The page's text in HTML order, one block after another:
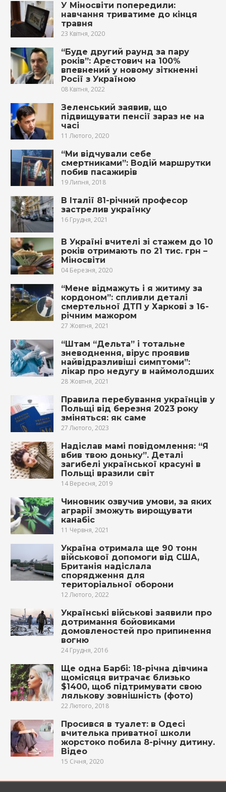
У Міносвіти попередили:
навчання триватиме до кінця
травня
23 Квітня, 2020
“Буде другий раунд за пару
років”: Арестович на 100%
впевнений у новому зіткненні
Росії з Україною
08 Квітня, 2022
Зеленський заявив, що
підвищувати пенсії зараз не на
часі
11 Лютого, 2020
“Ми відчували себе
смертниками”: Водій маршрутки
побив пасажирів
19 Липня, 2018
В Італії 81-річний професор
застрелив українку
16 Грудня, 2021
В Україні вчителі зі стажем до 10
років отримають по 21 тис. грн –
Міносвіти
04 Березня, 2020
“Мене відмажуть і я житиму за
кордоном”: спливли деталі
смертельної ДТП у Харкові з 16-
річним мажором
27 Жовтня, 2021
“Штам “Дельта” і тотальне
зневоднення, вірус проявив
найвідразливіші симптоми”:
лікар про недугу в наймолодших
28 Жовтня, 2021
Правила перебування українців у
Польщі від березня 2023 року
зміняться: як саме
27 Лютого, 2023
Надіслав мамі повідомлення: “Я
вбив твою доньку”. Деталі
загибелі української красуні в
Польщі вразили світ
14 Вересня, 2019
Чиновник озвучив умови, за яких
аграрії зможуть вирощувати
канабіс
11 Червня, 2021
Україна отримала ще 90 тонн
військової допомоги від США,
Британія надіслала
спорядження для
територіальної оборони
12 Лютого, 2022
Українські військові заявили про
дотримання бойовиками
домовленостей про припинення
вогню
24 Грудня, 2016
Ще одна Барбі: 18-річна дівчина
щомісяця витрачає близько
$1400, щоб підтримувати свою
лялькову зовнішність (фото)
22 Лютого, 2018
Просився в туалет: в Одесі
вчителька приватної школи
жорстоко побила 8-річну дитину.
Відео
15 Січня, 2020